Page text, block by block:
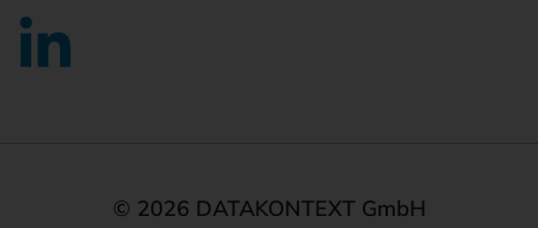
© 2026 DATAKONTEXT GmbH